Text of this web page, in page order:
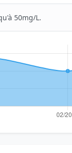
50mg/L.